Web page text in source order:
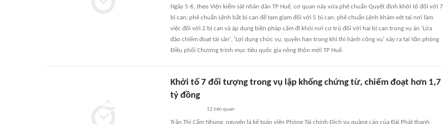
Ngày 5-6, theo Viện kiểm sát nhân dân TP Huế, cơ quan này vừa phê chuẩn Quyết định khởi tố đối với 7
bị can; phê chuẩn Lệnh bắt bị can để tạm giam đối với 5 bị can; phê chuẩn Lệnh khám xét tại nơi làm
việc đối với 2 bị can và áp dụng biện pháp cấm đi khỏi nơi cư trú đối với hai bị can trong vụ án 'Lừa
đảo chiếm đoạt tài sản', 'Lợi dụng chức vụ, quyền hạn trong khi thi hành công vụ' xảy ra tại Văn phòng
Điều phối Chương trình mục tiêu quốc gia nông thôn mới TP Huế.
Khởi tố 7 đối tượng trong vụ lập khống chứng từ, chiếm đoạt hơn 1,7
tỷ đồng
12 liên quan
Trần Thị Cẩm Nhung, nguyên là kế toán viên Phòng Tài chính-Dịch vụ quảng cáo của Đài Phát thanh